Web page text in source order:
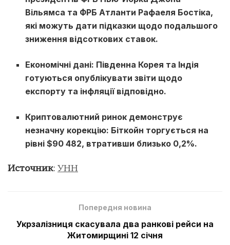
Вільямса та ФРБ Атланти Рафаеля Бостіка,
які можуть дати підказки щодо подальшого
зниження відсоткових ставок.
Економічні дані: Південна Корея та Індія
готуються опублікувати звіти щодо
експорту та інфляції відповідно.
Криптовалютний ринок демонструє
незначну корекцію: Біткойн торгується на
рівні $90 482, втративши близько 0,2%.
Источник: УНН
Попередня новина
Укрзалізниця скасувала два ранкові рейси на
Житомирщині 12 січня